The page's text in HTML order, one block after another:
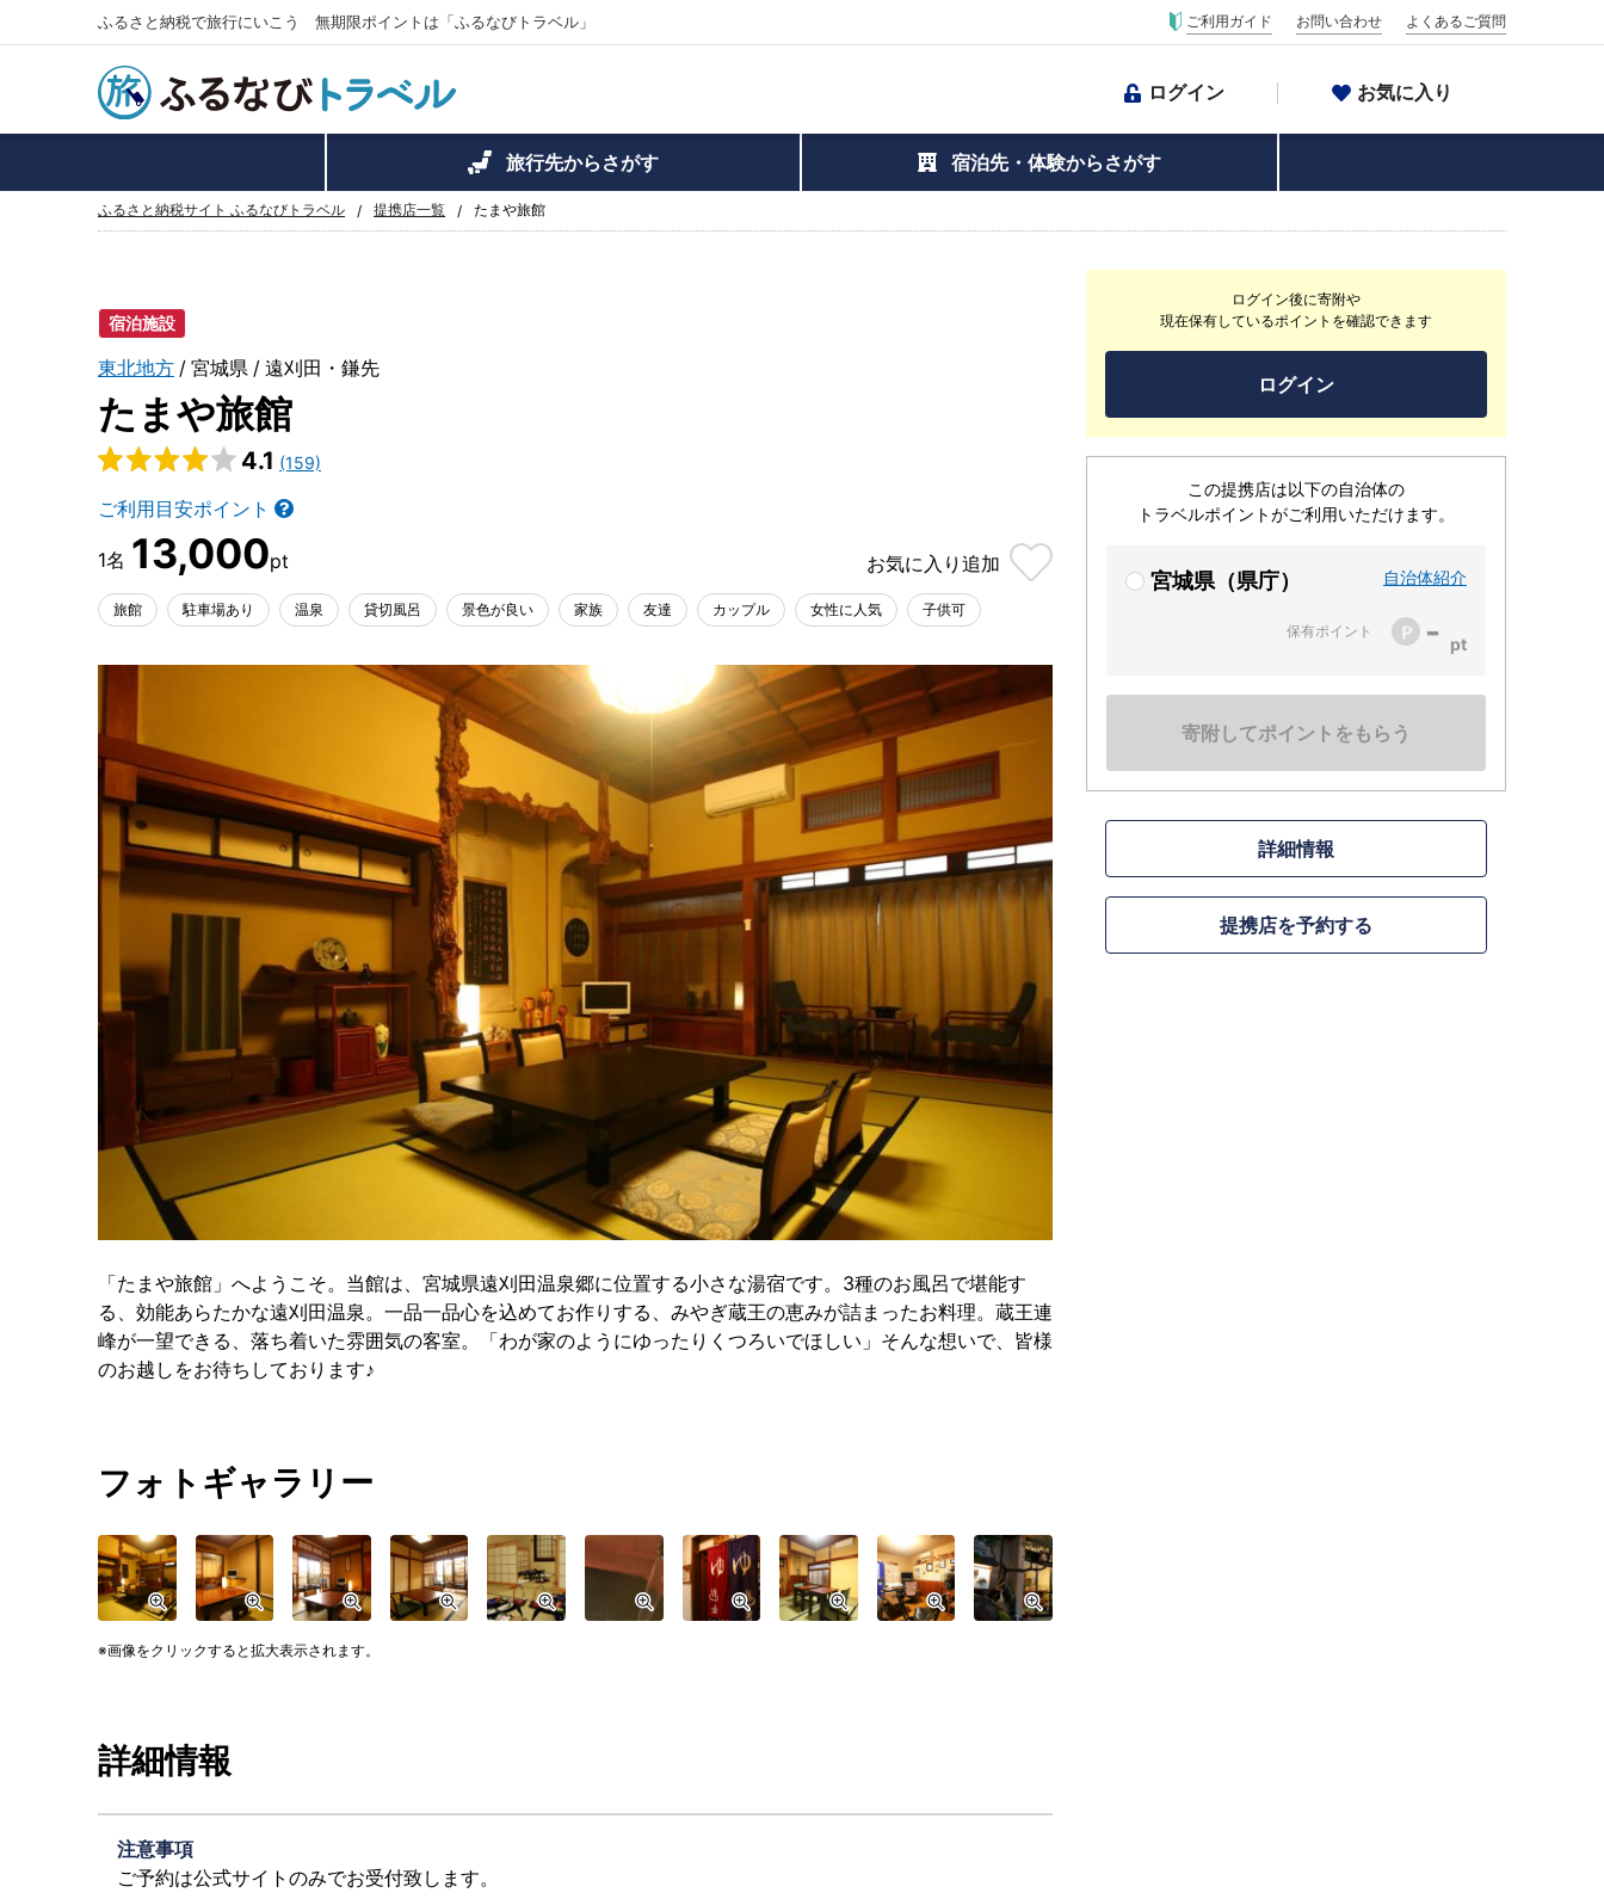
ふるさと納税で旅行にいこう 無期限ポイントは「ふるなびトラベル」 ご利用ガイド お問い合わせ よくあるご質問
ログイン お気に入り
旅行先からさがす 宿泊先・体験からさがす
ふるさと納税サイト ふるなびトラベル 提携店一覧 たまや旅館
宿泊施設
東北地方 宮城県 遠刈田・鎌先
たまや旅館
4.1 (159)
ご利用目安ポイント
13,000 お気に入り 追加
旅館 駐車場あり 温泉 貸切風呂 景色が良い 家族 友達 カップル 女性に人気 子供可
ログイン後に寄附や
現在保有しているポイントを確認できます
ログイン
この提携店は以下の自治体の
トラベルポイントがご利用いただけます。
宮城県（県庁） 自治体紹介
保有ポイント -
寄附してポイントをもらう
詳細情報
提携店を予約する
「たまや旅館」へようこそ。当館は、宮城県遠刈田温泉郷に位置する小さな湯宿です。3種のお風呂で堪能す
る、効能あらたかな遠刈田温泉。一品一品心を込めてお作りする、みやぎ蔵王の恵みが詰まったお料理。蔵王連
峰が一望できる、落ち着いた雰囲気の客室。「わが家のようにゆったりくつろいでほしい」そんな想いで、皆様
のお越しをお待ちしております♪
フォトギャラリー
画像をクリックすると拡大表示されます。
詳細情報
注意事項
ご予約は公式サイトのみでお受付致します。